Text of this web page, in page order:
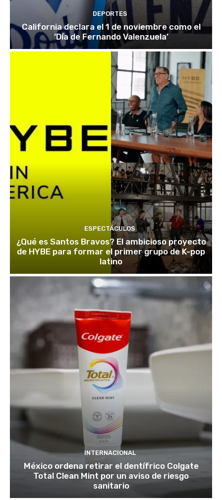
DEPORTES
California declara el 1 de noviembre como el
‘Día de Fernando Valenzuela’
ESPECTÁCULOS
¿Qué es Santos Bravos? El ambicioso proyecto
de HYBE para formar el primer grupo de K-pop
latino
INTERNACIONAL
México ordena retirar el dentífrico Colgate
Total Clean Mint por un aviso de riesgo
sanitario